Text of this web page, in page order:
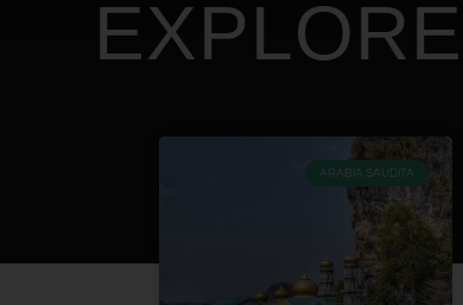
ARÁBIA SAUDITA